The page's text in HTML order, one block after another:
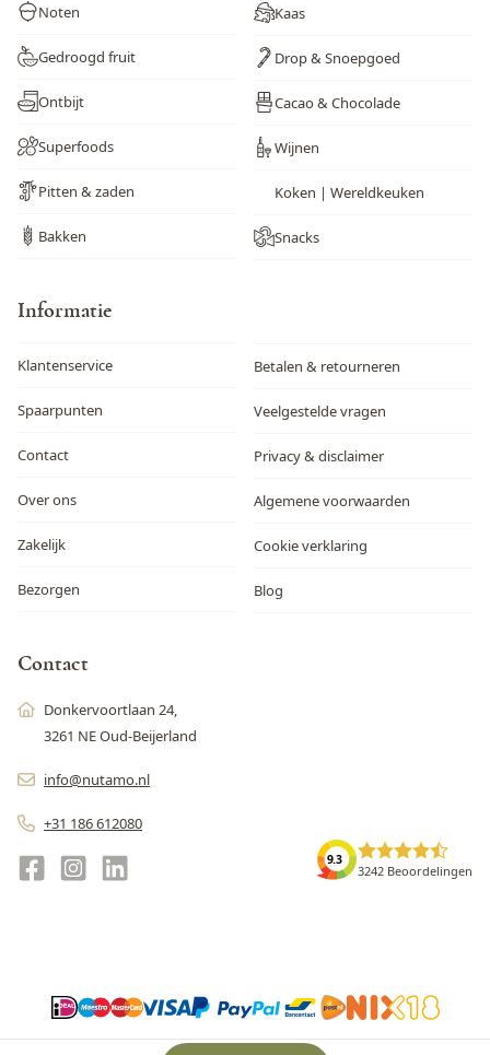
Noten
Gedroogd fruit
Ontbijt
Superfoods
Pitten & zaden
Bakken
Kaas
Drop & Snoepgoed
Cacao & Chocolade
Wijnen
Koken | Wereldkeuken
Snacks
Informatie
Klantenservice
Spaarpunten
Contact
Over ons
Zakelijk
Bezorgen
Betalen & retourneren
Veelgestelde vragen
Privacy & disclaimer
Algemene voorwaarden
Cookie verklaring
Blog
Contact
Donkervoortlaan 24,
3261 NE Oud-Beijerland
info@nutamo.nl
+31 186 612080
9.3
3242 Beoordelingen